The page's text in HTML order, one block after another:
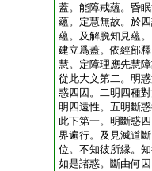
蓋。能障戒蘊。昏
蘊。定慧無故。於
蘊。及解脱知見蘊
建立爲蓋。依經部
慧。定障理應先慧
從此大文第二。明
惑四因。二明四種
明四遠性。五明斷
此下第一。明斷惑
界遍行。及見滅道
位。不知彼所縁。
如是諸惑。斷由何